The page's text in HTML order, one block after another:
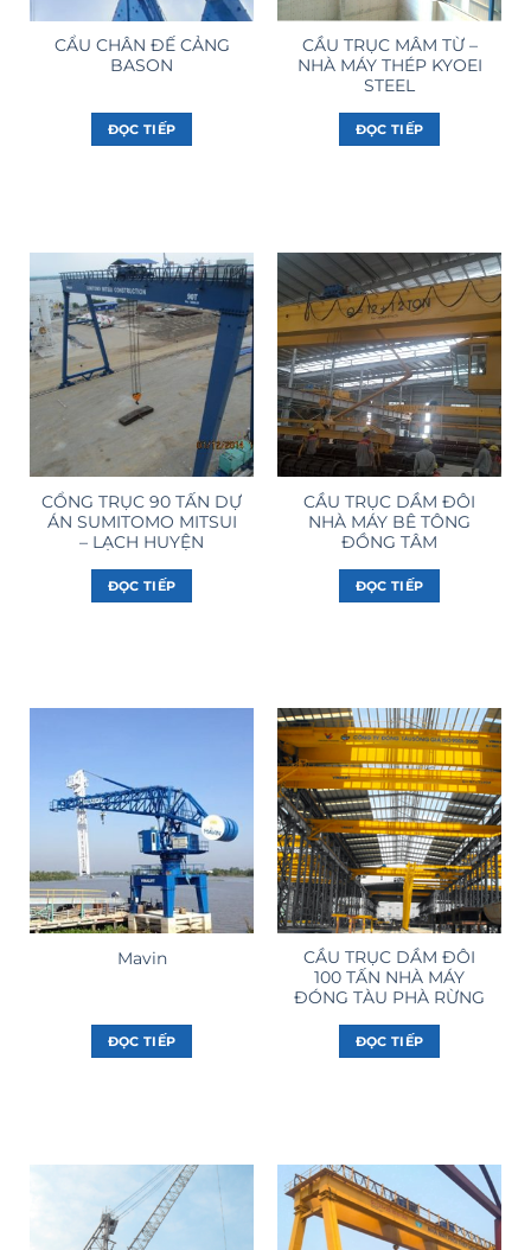
CẨU CHÂN ĐẾ CẢNG
BASON
ĐỌC TIẾP
CẦU TRỤC MÂM TỪ –
NHÀ MÁY THÉP KYOEI
STEEL
ĐỌC TIẾP
CỔNG TRỤC 90 TẤN DỰ
ÁN SUMITOMO MITSUI
– LẠCH HUYỆN
ĐỌC TIẾP
CẦU TRỤC DẦM ĐÔI
NHÀ MÁY BÊ TÔNG
ĐỒNG TÂM
ĐỌC TIẾP
Mavin
ĐỌC TIẾP
CẦU TRỤC DẦM ĐÔI
100 TẤN NHÀ MÁY
ĐÓNG TÀU PHÀ RỪNG
ĐỌC TIẾP